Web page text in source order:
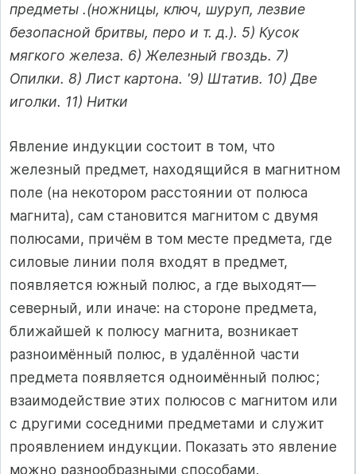
предметы .(ножницы, ключ, шуруп, лезвие
безопасной бритвы, перо и т. д.). 5) Кусок
мягкого железа. 6) Железный гвоздь. 7)
Опилки. 8) Лист картона. '9) Штатив. 10) Две
иголки. 11) Нитки
Явление индукции состоит в том, что
железный предмет, находящийся в магнитном
поле (на некотором расстоянии от полюса
магнита), сам становится магнитом с двумя
полюсами, причём в том месте предмета, где
силовые линии поля входят в предмет,
появляется южный полюс, а где выходят—
северный, или иначе: на стороне предмета,
ближайшей к полюсу магнита, возникает
разноимённый полюс, в удалённой части
предмета появляется одноимённый полюс;
взаимодействие этих полюсов с магнитом или
с другими соседними предметами и служит
проявлением индукции. Показать это явление
можно разнообразными способами.